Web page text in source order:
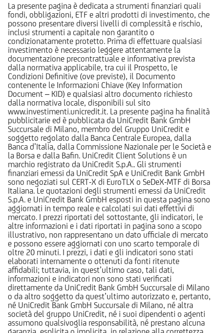
La presente pagina è dedicata a strumenti finanziari quali
fondi, obbligazioni, ETF e altri prodotti di investimento, che
possono presentare diversi livelli di complessità e rischio,
inclusi strumenti a capitale non garantito o
condizionatamente protetto. Prima di effettuare qualsiasi
investimento è necessario leggere attentamente la
documentazione precontrattuale e informativa prevista
dalla normativa applicabile, tra cui il Prospetto, le
Condizioni Definitive (ove previste), il Documento
contenente le Informazioni Chiave (Key Information
Document – KID) e qualsiasi altro documento richiesto
dalla normativa locale, disponibili sul sito
www.investimenti.unicredit.it. La presente pagina ha finalità
pubblicitarie ed è pubblicata da UniCredit Bank GmbH
Succursale di Milano, membro del Gruppo UniCredit e
soggetto regolato dalla Banca Centrale Europea, dalla
Banca d’Italia, dalla Commissione Nazionale per le Società e
la Borsa e dalla Bafin. UniCredit Client Solutions è un
marchio registrato da UniCredit S.p.A.. Gli strumenti
finanziari emessi da UniCredit SpA e UniCredit Bank GmbH
sono negoziati sul CERT-X di EuroTLX o SeDeX-MTF di Borsa
Italiana. Le quotazioni degli strumenti emessi da UniCredit
S.p.A. e UniCredit Bank GmbH esposti in questa pagina sono
aggiornati in tempo reale e calcolati sui dati effettivi di
mercato. I prezzi riportati del sottostante, gli indicatori, le
altre informazioni e i dati riportati in pagina sono a scopo
illustrativo, non rappresentano un dato ufficiale di mercato
e possono essere aggiornati con uno scarto temporale di
oltre 20 minuti. I prezzi, i dati e gli indicatori sono stati
elaborati internamente o ottenuti da fonti ritenute
affidabili; tuttavia, in quest’ultimo caso, tali dati,
informazioni e indicatori non sono stati verificati
direttamente da UniCredit Bank GmbH Succursale di Milano
o da altro soggetto da quest’ultimo autorizzato e, pertanto,
né UniCredit Bank GmbH Succursale di Milano, né altra
società del gruppo UniCredit, né i suoi dipendenti o agenti
assumono qualsivoglia responsabilità, né prestano alcuna